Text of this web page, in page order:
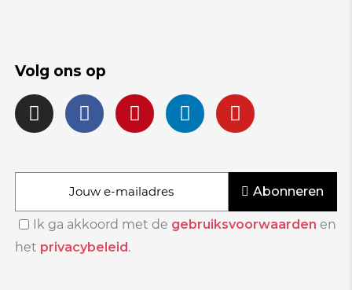
Volg ons op
Abonneren
Ik ga akkoord met de gebruiksvoorwaarden en
het privacybeleid.